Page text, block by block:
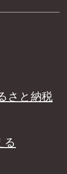
さと納税
る